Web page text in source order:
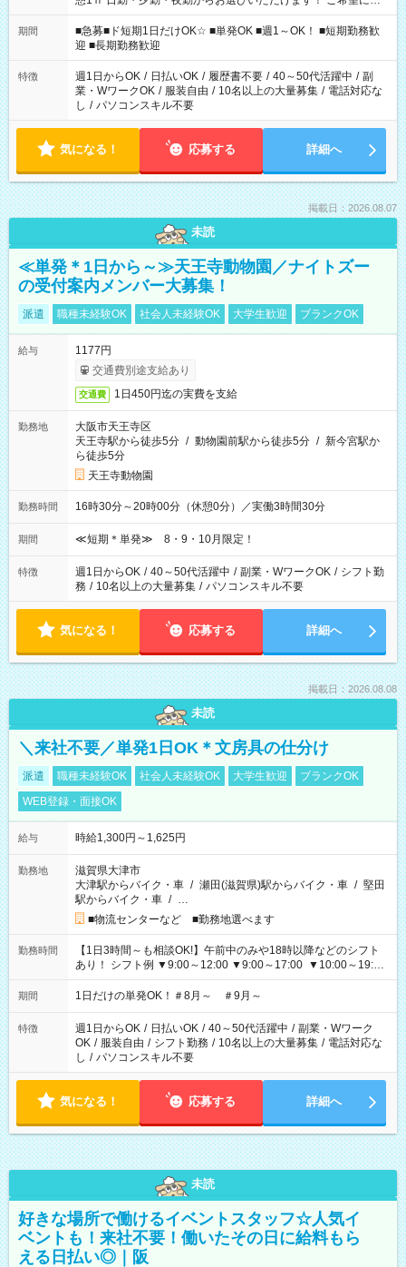
わせて働けるお仕事です(*^^*) 【その他選べる勤務時間】 8-17
時/9-17時/9-18時/10-18時/11-21時/18-22時/20-翌4時/21-翌5
時/22-翌6時/0-翌8時 ご自身のご都合で選んで頂ける完全自由シ
フト！
期間
■急募■ド短期1日だけOK☆ ■単発OK ■週1～OK！ ■短期勤務歓
迎 ■長期勤務歓迎
特徴 週1日からOK / 日払いOK / 履歴書不要 / 40～50代活躍中 / 副
業・WワークOK / 服装自由 / 10名以上の大量募集 / 電話対応な
し / パソコンスキル不要
気になる！ 応募する 詳細へ
掲載日：2026.08.07
未読
≪単発＊1日から～≫天王寺動物園／ナイトズー
の受付案内メンバー大募集！
派遣 職種未経験OK 社会人未経験OK 大学生歓迎 ブランクOK
給与
1177円
交通費別途支給あり
交通費 1日450円迄の実費を支給
勤務地
大阪市天王寺区
天王寺駅から徒歩5分 / 動物園前駅から徒歩5分 / 新今宮駅か
ら徒歩5分
天王寺動物園
勤務時間 16時30分～20時00分（休憩0分）／実働3時間30分
期間 ≪短期＊単発≫ 8・9・10月限定！
特徴 週1日からOK / 40～50代活躍中 / 副業・WワークOK / シフト勤
務 / 10名以上の大量募集 / パソコンスキル不要
気になる！ 応募する 詳細へ
掲載日：2026.08.08
未読
＼来社不要／単発1日OK＊文房具の仕分け
派遣 職種未経験OK 社会人未経験OK 大学生歓迎
ブランクOK
WEB登録・面接OK
給与 時給1,300円～1,625円
勤務地
滋賀県大津市
大津駅からバイク・車 / 瀬田(滋賀県)駅からバイク・車 / 堅田
駅からバイク・車 / …
■物流センターなど ■勤務地選べます
勤務時間
【1日3時間～も相談OK!】午前中のみや18時以降などのシフト
あり！ シフト例 ▼9:00～12:00 ▼9:00～17:00 ▼10:00～19:00
▼18:00～21:00
期間 1日だけの単発OK！＃8月～ ＃9月～
特徴 週1日からOK / 日払いOK / 40～50代活躍中 / 副業・Wワーク
OK / 服装自由 / シフト勤務 / 10名以上の大量募集 / 電話対応な
し / パソコンスキル不要
気になる！ 応募する 詳細へ
未読
好きな場所で働けるイベントスタッフ☆人気イ
ベントも！来社不要！働いたその日に給料もら
える日払い◎｜阪